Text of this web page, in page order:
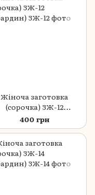
Жіноча заготовка
(сорочка) ЗЖ-12
(габардин)
400 грн